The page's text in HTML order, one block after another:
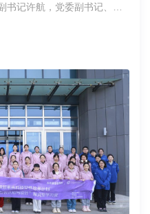
二十届中央纪委五次全会上
环节中，中共江西省委党
平新时代中国特色社会主
科技师范大学党委副书记刘
志敏精神的时代价值》专题
近茅家岭监狱旧址、方志敏
主义精神薪火相传》等学
神图谱，让红色基因在历史
环节中，通过三位主讲人
神——“斧头将军”黄开湘，激
记许航，党委副书记、纪
去组织的温暖和新春的祝
困难。同时，向老同志们介
进展以及2026年的工作思
年重要节点，圆满完成"“十
步推进"十五五"规划编制工
"基础研究十条"落地见效等进
文明和美丽中国建设总目
重大科技任务，加快产出更
高水平科技自立自强贡献
成员诚挚邀请老同志们积极